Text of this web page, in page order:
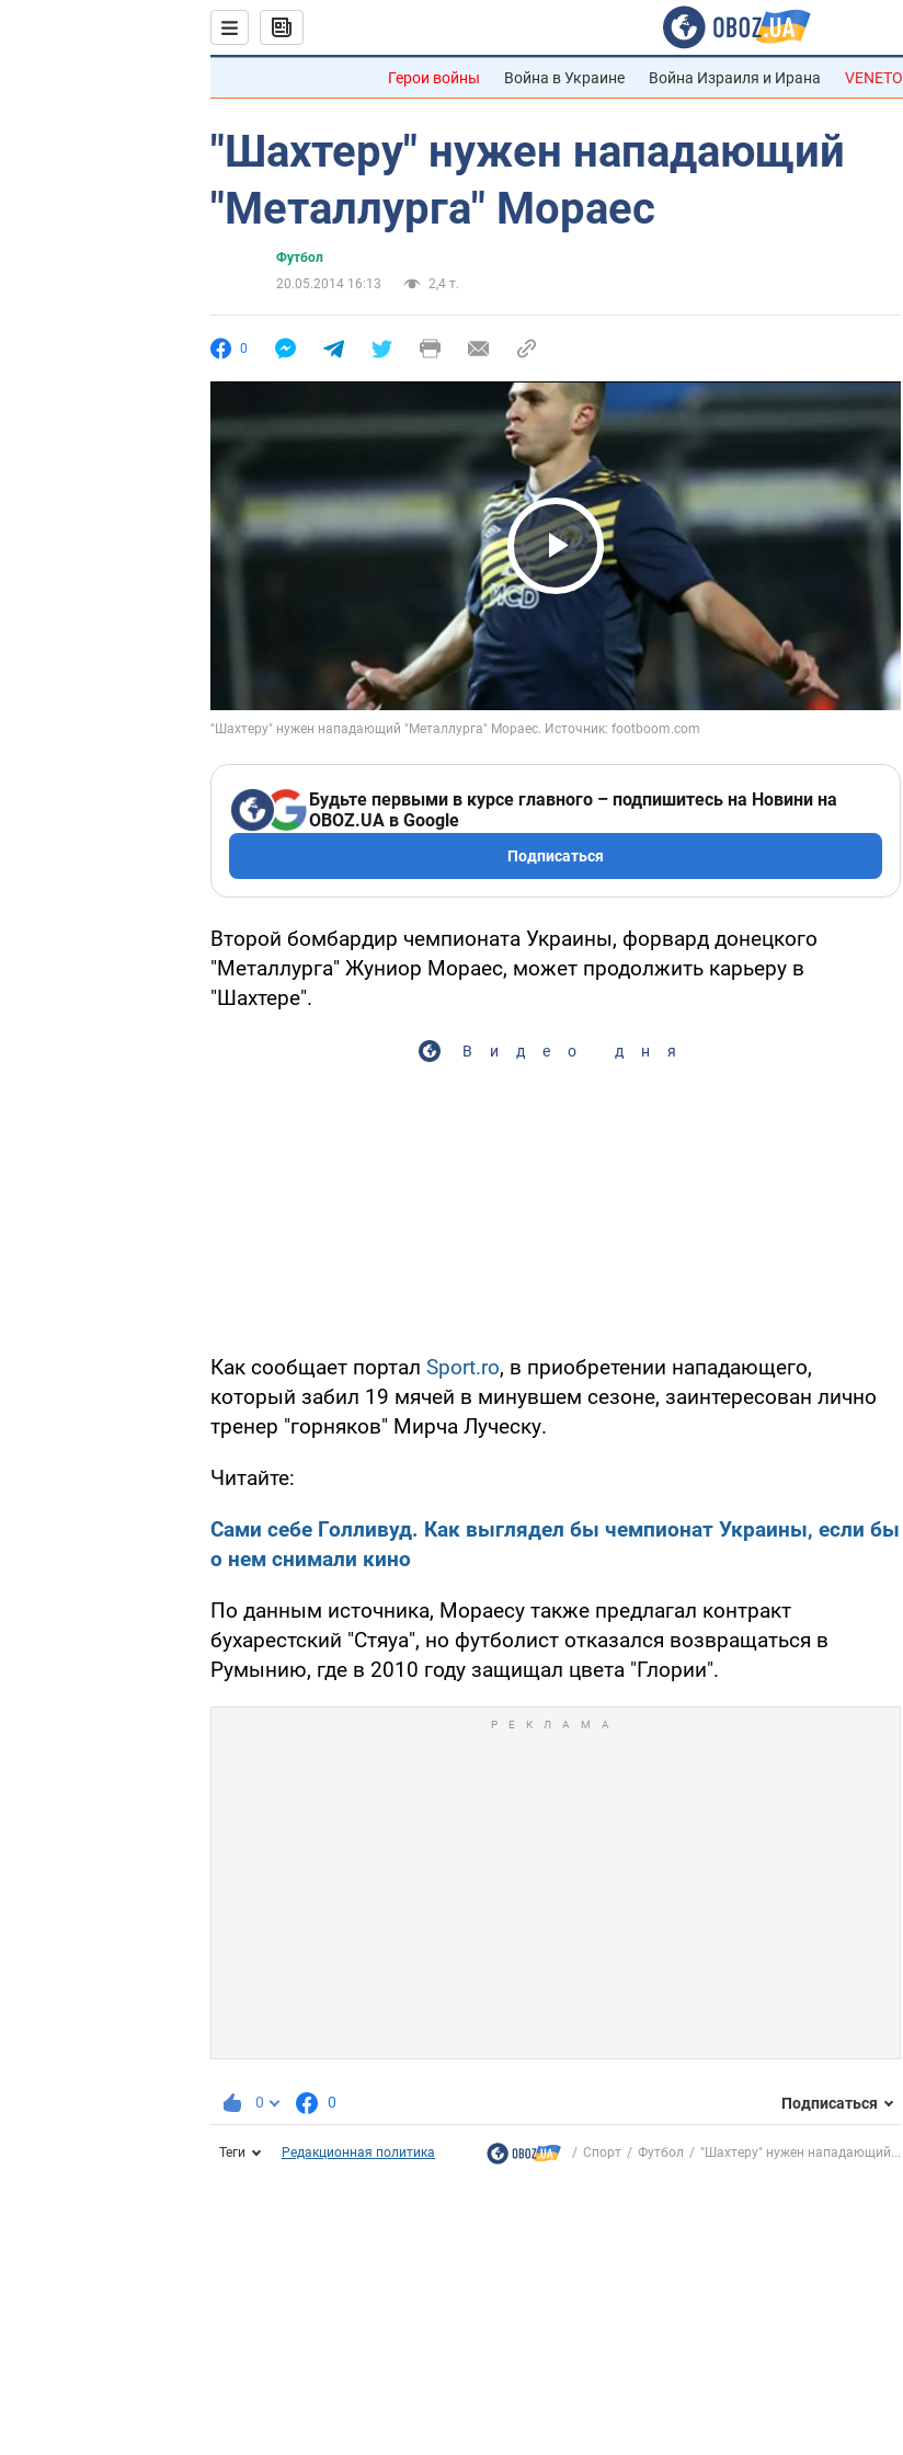
Герои войны Война в Украине Война Израиля и Ирана VENETO
"Шахтеру" нужен нападающий
"Металлурга" Мораес
Футбол
20.05.2014 16:13
2,4 т.
0
Play Video
Будьте первыми в курсе главного – подпишитесь на Новини на
OBOZ.UA в Google
Подписаться
Второй бомбардир чемпионата Украины, форвард донецкого
"Металлурга" Жуниор Мораес, может продолжить карьеру в
"Шахтере".
Видео дня
Как сообщает портал Sport.ro, в приобретении нападающего,
который забил 19 мячей в минувшем сезоне, заинтересован лично
тренер "горняков" Мирча Луческу.
Читайте:
Сами себе Голливуд. Как выглядел бы чемпионат Украины, если бы
о нем снимали кино
По данным источника, Мораесу также предлагал контракт
бухарестский "Стяуа", но футболист отказался возвращаться в
Румынию, где в 2010 году защищал цвета "Глории".
0 0 Подписаться
Теги Редакционная политика Спорт Футбол "Шахтеру" нужен нападающий...